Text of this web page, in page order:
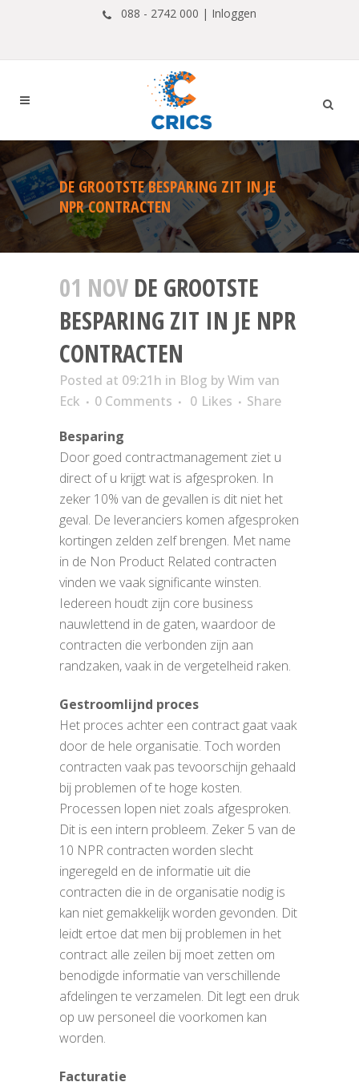
088 - 2742 000 | Inloggen
DE GROOTSTE BESPARING ZIT IN JE
NPR CONTRACTEN
01 NOV DE GROOTSTE
BESPARING ZIT IN JE NPR
CONTRACTEN
Posted at 09:21h in Blog byWim van
Eck
0 Comments 0 Likes
Share
Besparing
Door goed contractmanagement ziet u
direct of u krijgt wat is afgesproken. In
zeker 10% van de gevallen is dit niet het
geval. De leveranciers komen afgesproken
kortingen zelden zelf brengen. Met name
in de Non Product Related contracten
vinden we vaak significante winsten.
Iedereen houdt zijn core business
nauwlettend in de gaten, waardoor de
contracten die verbonden zijn aan
randzaken, vaak in de vergetelheid raken.
Gestroomlijnd proces
Het proces achter een contract gaat vaak
door de hele organisatie. Toch worden
contracten vaak pas tevoorschijn gehaald
bij problemen of te hoge kosten.
Processen lopen niet zoals afgesproken.
Dit is een intern probleem. Zeker 5 van de
10 NPR contracten worden slecht
ingeregeld en de informatie uit die
contracten die in de organisatie nodig is
kan niet gemakkelijk worden gevonden. Dit
leidt ertoe dat men bij problemen in het
contract alle zeilen bij moet zetten om
benodigde informatie van verschillende
afdelingen te verzamelen. Dit legt een druk
op uw personeel die voorkomen kan
worden.
Facturatie